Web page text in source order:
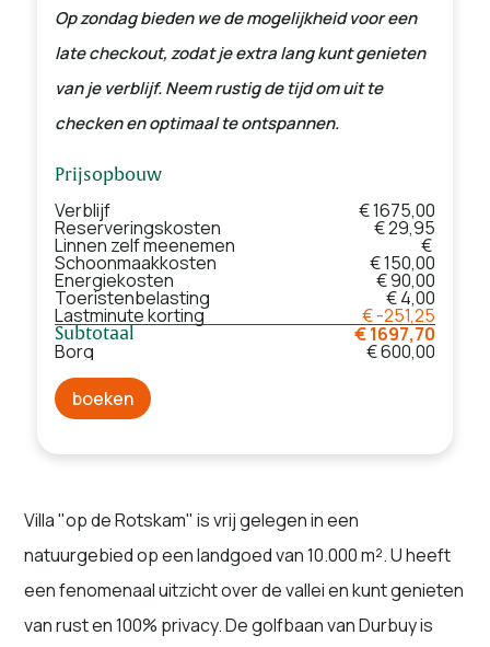
Op zondag bieden we de mogelijkheid voor een
late checkout, zodat je extra lang kunt genieten
van je verblijf. Neem rustig de tijd om uit te
checken en optimaal te ontspannen.
Prijsopbouw
Verblijf € 1675,00
Reserveringskosten € 29,95
Linnen zelf meenemen €
Schoonmaakkosten € 150,00
Energiekosten € 90,00
Toeristenbelasting € 4,00
Lastminute korting € -251,25
Subtotaal € 1697,70
Borg
€ 600,00
boeken
Villa "op de Rotskam" is vrij gelegen in een
natuurgebied op een landgoed van 10.000 m². U heeft
een fenomenaal uitzicht over de vallei en kunt genieten
van rust en 100% privacy. De golfbaan van Durbuy is